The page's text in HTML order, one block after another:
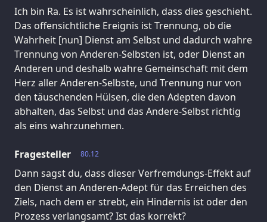
Ich bin Ra. Es ist wahrscheinlich, dass dies geschieht.
Das offensichtliche Ereignis ist Trennung, ob die
Wahrheit [nun] Dienst am Selbst und dadurch wahre
Trennung von Anderen-Selbsten ist, oder Dienst an
Anderen und deshalb wahre Gemeinschaft mit dem
Herz aller Anderen-Selbste, und Trennung nur von
den täuschenden Hülsen, die den Adepten davon
abhalten, das Selbst und das Andere-Selbst richtig
als eins wahrzunehmen.
80.12
Fragesteller
Dann sagst du, dass dieser Verfremdungs-Effekt auf
den Dienst an Anderen-Adept für das Erreichen des
Ziels, nach dem er strebt, ein Hindernis ist oder den
Prozess verlangsamt? Ist das korrekt?